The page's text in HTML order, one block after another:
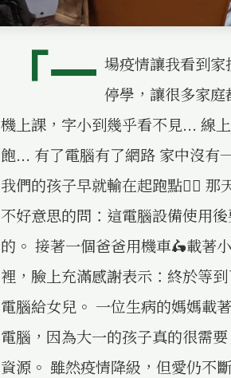
「一 場疫情讓我看到
停學，讓很多家
機上課，字小到幾乎看不見... 線
飽... 有了電腦有了網路 家中沒有
我們的孩子早就輸在起跑點🚴‍♂️
不好意思的問：這電腦設備使用
的。 接著一個爸爸用機車🛵載著
裡，臉上充滿感謝表示：終於等
電腦給女兒。 一位生病的媽媽載
電腦，因為大一的孩子真的很需
資源。 雖然疫情降級，但愛仍不